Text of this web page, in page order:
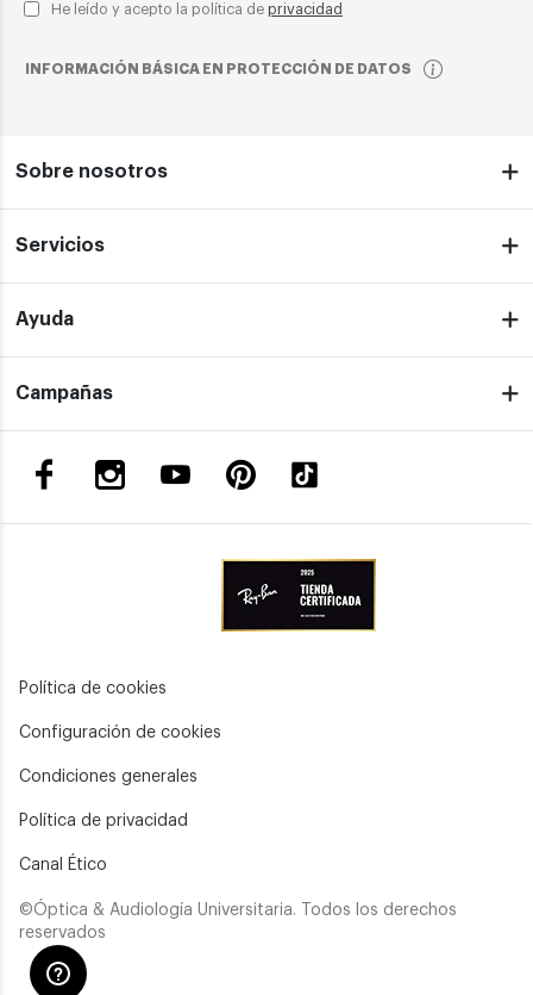
He leído y acepto la política de privacidad
INFORMACIÓN BÁSICA EN PROTECCIÓN DE DATOS
Sobre nosotros
Servicios
Ayuda
Campañas
Política de cookies
Configuración de cookies
Condiciones generales
Política de privacidad
Canal Ético
©Óptica & Audiología Universitaria. Todos los derechos
reservados